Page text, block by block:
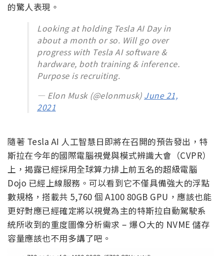
的驚人表現。
Looking at holding Tesla AI Day in
about a month or so. Will go over
progress with Tesla AI software &
hardware, both training & inference.
Purpose is recruiting.
— Elon Musk (@elonmusk) June 21,
2021
隨著 Tesla AI 人工智慧日即將在召開的預告發出，特
斯拉在今年的國際電腦視覺與模式辨識大會（CVPR）
上，揭露已經採用全球算力排上前五名的超級電腦
Dojo 已經上線服務。可以看到它不僅具備強大的浮點
數規格，搭載共 5,760 個 A100 80GB GPU，應該也能
更好對應已經確定將以視覺為主的特斯拉自動駕駛系
統所收到的重度圖像分析需求 – 爆Ｏ大的 NVME 儲存
容量應該也不用多講了吧。